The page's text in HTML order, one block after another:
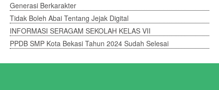
Generasi Berkarakter
Tidak Boleh Abai Tentang Jejak Digital
INFORMASI SERAGAM SEKOLAH KELAS VII
PPDB SMP Kota Bekasi Tahun 2024 Sudah Selesai